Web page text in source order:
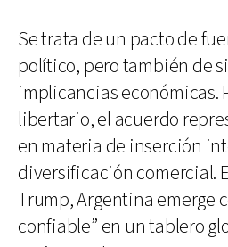
Se trata de un pacto de
político, pero también de
implicancias económicas.
libertario, el acuerdo
en materia de inserción
diversificación comercial.
Trump, Argentina emerge
confiable” en un tablero